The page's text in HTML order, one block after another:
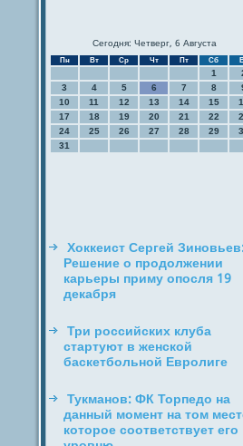
Сегодня: Четверг, 6 Августа
Пн Вт Ср Чт Пт Сб
1
3
4 5 6 7 8
10
11 12 13 14 15
17
18 19 20 21 22
24
25 26 27 28 29
31
Хоккеист Сергей
Решение о продолжении
карьеры приму опосля 19
декабря
Три российских клуба
стартуют в женской
баскетбольной Евролиге
Тукманов: ФК Торпедо на
данный момент на том
которое соответствует его